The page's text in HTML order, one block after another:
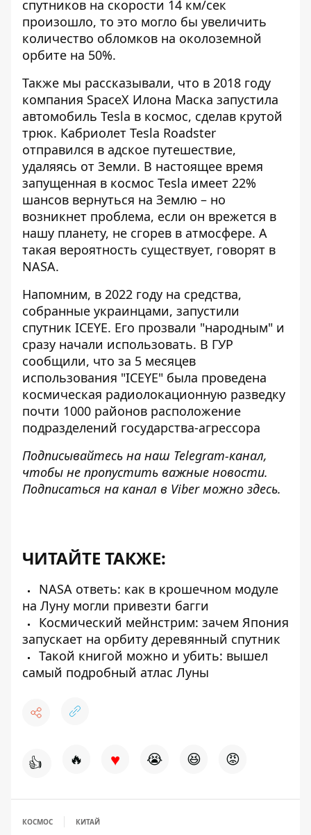
спутников на скорости 14 км/сек
произошло, то это могло бы увеличить
количество обломков на околоземной
орбите на 50%.
Также мы рассказывали, что в 2018 году
компания SpaceX Илона Маска запустила
автомобиль Tesla в космос, сделав крутой
трюк. Кабриолет Tesla Roadster
отправился в адское путешествие,
удаляясь от Земли. В настоящее время
запущенная в космос Tesla имеет 22%
шансов вернуться на Землю – но
возникнет проблема, если он врежется в
нашу планету, не сгорев в атмосфере. А
такая вероятность существует, говорят в
NASA.
Напомним, в 2022 году на средства,
собранные украинцами, запустили
спутник ICEYE. Его прозвали "народным" и
сразу начали использовать. В ГУР
сообщили, что за 5 месяцев
использования "ICEYE" была проведена
космическая радиолокационную разведку
почти 1000 районов расположение
подразделений государства-агрессора
Подписывайтесь на наш Telegram-канал,
чтобы не пропустить важные новости.
Подписаться на канал в Viber можно здесь.
ЧИТАЙТЕ ТАКЖЕ:
NASA ответь: как в крошечном модуле
на Луну могли привезти багги
Космический мейнстрим: зачем Япония
запускает на орбиту деревянный спутник
Такой книгой можно и убить: вышел
самый подробный атлас Луны
👍 🔥 ♥ 😭 😆 😡
КОСМОС КИТАЙ